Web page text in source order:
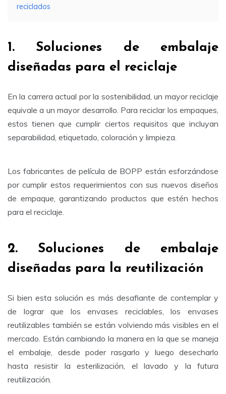
reciclados
1. Soluciones de embalaje
diseñadas para el reciclaje
En la carrera actual por la sostenibilidad, un mayor reciclaje
equivale a un mayor desarrollo. Para reciclar los empaques,
estos tienen que cumplir ciertos requisitos que incluyan
separabilidad, etiquetado, coloración y limpieza.
Los fabricantes de película de BOPP están esforzándose
por cumplir estos requerimientos con sus nuevos diseños
de empaque, garantizando productos que estén hechos
para el reciclaje.
2. Soluciones de embalaje
diseñadas para la reutilización
Si bien esta solución es más desafiante de contemplar y
de lograr que los envases reciclables, los envases
reutilizables también se están volviendo más visibles en el
mercado. Están cambiando la manera en la que se maneja
el embalaje, desde poder rasgarlo y luego desecharlo
hasta resistir la esterilización, el lavado y la futura
reutilización.